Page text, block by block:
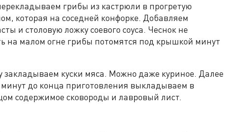
грибы из кастрюли в прогретую
которая на соседней конфорке. Добавляем
и столовую ложку соевого соуса. Чеснок не
на малом огне грибы потомятся под крышкой минут
куски мяса. Можно даже куриное. Далее
до конца приготовления выкладываем в
содержимое сковороды и лавровый лист.